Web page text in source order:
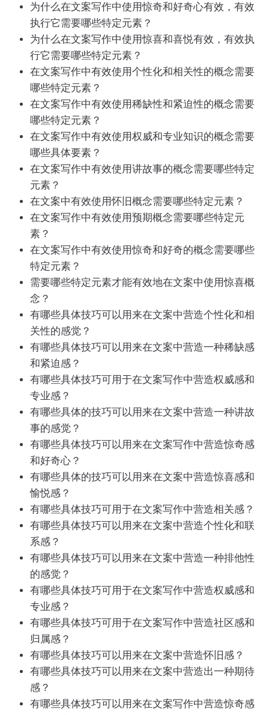
为什么在文案写作中使用惊奇和好奇心有效，有效
执行它需要哪些特定元素？
为什么在文案写作中使用惊喜和喜悦有效，有效执
行它需要哪些特定元素？
在文案写作中有效使用个性化和相关性的概念需要
哪些特定元素？
在文案写作中有效使用稀缺性和紧迫性的概念需要
哪些特定元素？
在文案写作中有效使用权威和专业知识的概念需要
哪些具体要素？
在文案写作中有效使用讲故事的概念需要哪些特定
元素？
在文案中有效使用怀旧概念需要哪些特定元素？
在文案写作中有效使用预期概念需要哪些特定元
素？
在文案写作中有效使用惊奇和好奇的概念需要哪些
特定元素？
需要哪些特定元素才能有效地在文案中使用惊喜概
念？
有哪些具体技巧可以用来在文案中营造个性化和相
关性的感觉？
有哪些具体技巧可以用来在文案中营造一种稀缺感
和紧迫感？
有哪些具体技巧可用于在文案写作中营造权威感和
专业感？
有哪些具体的技巧可以用来在文案中营造一种讲故
事的感觉？
有哪些具体技巧可以用来在文案写作中营造惊奇感
和好奇心？
有哪些具体的技巧可以用来在文案中营造惊喜感和
愉悦感？
有哪些具体技巧可用于在文案写作中营造相关感？
有哪些具体技巧可以用来在文案中营造个性化和联
系感？
有哪些具体技巧可以用来在文案中营造一种排他性
的感觉？
有哪些具体技巧可用于在文案写作中营造权威感和
专业感？
有哪些具体技巧可用于在文案写作中营造社区感和
归属感？
有哪些具体技巧可以用来在文案中营造怀旧感？
有哪些具体技巧可以用来在文案中营造出一种期待
感？
有哪些具体技巧可以用来在文案写作中营造惊奇感